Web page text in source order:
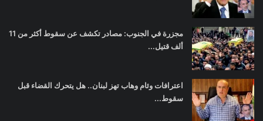
مجزرة في الجنوب: مصادر تكشف عن سقوط أكثر من 11
ألف قتيل...
اعترافات وئام وهاب تهز لبنان.. هل يتحرك القضاء قبل
سقوط...